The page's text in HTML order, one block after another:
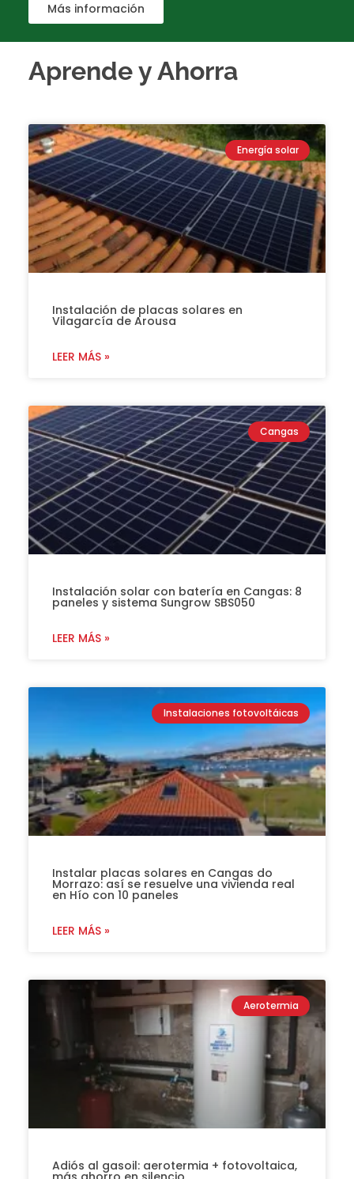
Más información
Aprende y Ahorra
Energía solar
Instalación de placas solares en
Vilagarcía de Arousa
LEER MÁS »
Cangas
Instalación solar con batería en Cangas: 8
paneles y sistema Sungrow SBS050
LEER MÁS »
Instalaciones fotovoltáicas
Instalar placas solares en Cangas do
Morrazo: así se resuelve una vivienda real
en Hío con 10 paneles
LEER MÁS »
Aerotermia
Adiós al gasoil: aerotermia + fotovoltaica,